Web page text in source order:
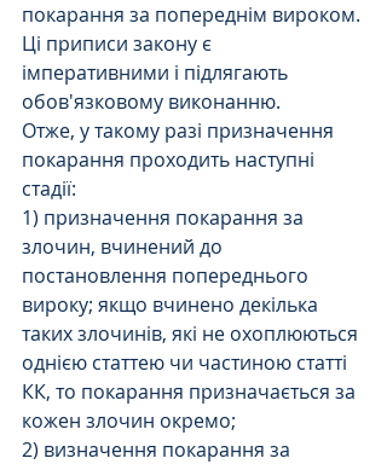
покарання за попереднім вироком.
Ці приписи закону є
імперативними і підлягають
обов'язковому виконанню.
Отже, у такому разі призначення
покарання проходить наступні
стадії:
1) призначення покарання за
злочин, вчинений до
постановлення попереднього
вироку; якщо вчинено декілька
таких злочинів, які не охоплюються
однією статтею чи частиною статті
КК, то покарання призначається за
кожен злочин окремо;
2) визначення покарання за